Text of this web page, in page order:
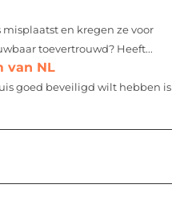
en kregen ze voor
toevertrouwd? Heeft...
van NL
goed beveiligd wilt hebben is